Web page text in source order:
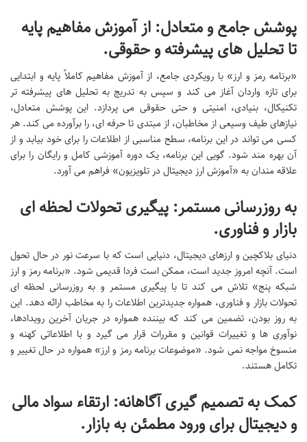
پوشش جامع و متعادل: از آموزش مفاهیم پایه
تا تحلیل های پیشرفته و حقوقی.
«برنامه رمز و ارز» با رویکردی جامع، از آموزش مفاهیم کاملاً پایه و ابتدایی
برای تازه واردان آغاز می کند و سپس به تدریج به تحلیل های پیشرفته تر
تکنیکال، بنیادی، امنیتی و حتی حقوقی می پردازد. این پوشش متعادل،
نیازهای طیف وسیعی از مخاطبان، از مبتدی تا حرفه ای، را برآورده می کند. هر
کسی می تواند در این برنامه، سطح مناسبی از اطلاعات را برای خود بیابد و از
آن بهره مند شود. گویی این برنامه، یک دوره آموزشی کامل و رایگان را برای
علاقه مندان به «آموزش ارز دیجیتال در تلویزیون» فراهم می آورد.
به روزرسانی مستمر: پیگیری تحولات لحظه ای
بازار و فناوری.
دنیای بلاکچین و ارزهای دیجیتال، دنیایی است که با سرعت نور در حال تحول
است. آنچه امروز جدید است، ممکن است فردا قدیمی شود. «برنامه رمز و ارز
شبکه پنج» تلاش می کند تا با پیگیری مستمر و به روزرسانی لحظه ای
تحولات بازار و فناوری، همواره جدیدترین اطلاعات را به مخاطب ارائه دهد. این
به روز بودن، تضمین می کند که بیننده همواره در جریان آخرین رویدادها،
نوآوری ها و تغییرات قوانین و مقررات قرار می گیرد و با اطلاعاتی کهنه و
منسوخ مواجه نمی شود. «موضوعات برنامه رمز و ارز» همواره در حال تغییر و
تکامل هستند.
کمک به تصمیم گیری آگاهانه: ارتقاء سواد مالی
و دیجیتال برای ورود مطمئن به بازار.